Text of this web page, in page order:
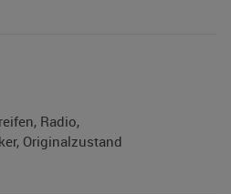
Radio,
Originalzustand